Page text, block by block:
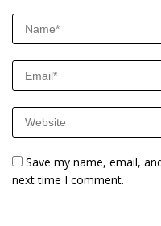
Save my name, email,
next time I comment.